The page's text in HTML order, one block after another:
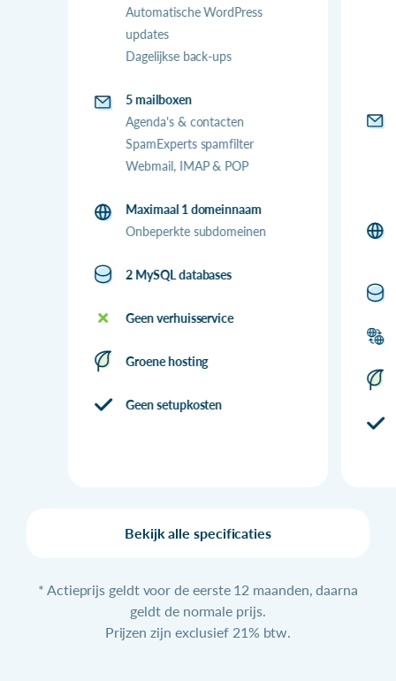
Automatische WordPress
updates
Dagelijkse back-ups
5 mailboxen
Agenda's & contacten
SpamExperts spamfilter
Webmail, IMAP & POP
Maximaal 1 domeinnaam
Onbeperkte subdomeinen
2 MySQL databases
Geen verhuisservice
Groene hosting
Geen setupkosten
Bekijk alle specificaties
* Actieprijs geldt voor de eerste 12 maanden, daarna
geldt de normale prijs.
Prijzen zijn exclusief 21% btw.